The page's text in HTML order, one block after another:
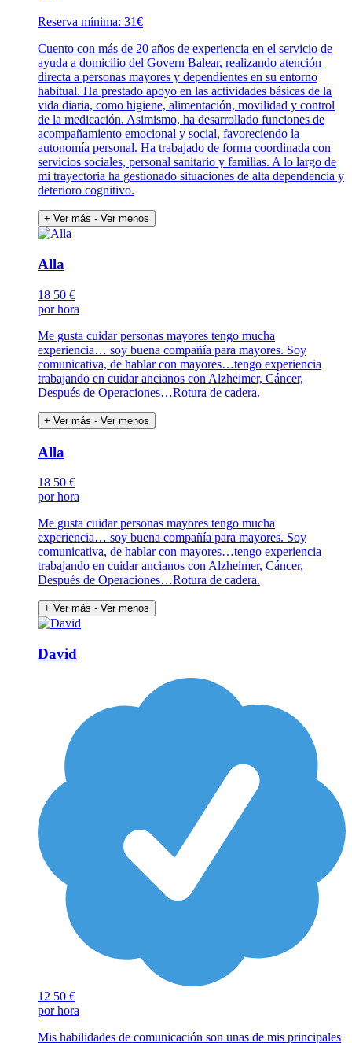
Reserva mínima: 31€
Cuento con más de 20 años de experiencia en el servicio de
ayuda a domicilio del Govern Balear, realizando atención
directa a personas mayores y dependientes en su entorno
habitual. Ha prestado apoyo en las actividades básicas de la
vida diaria, como higiene, alimentación, movilidad y control
de la medicación. Asimismo, ha desarrollado funciones de
acompañamiento emocional y social, favoreciendo la
autonomía personal. Ha trabajado de forma coordinada con
servicios sociales, personal sanitario y familias. A lo largo de
mi trayectoria ha gestionado situaciones de alta dependencia y
deterioro cognitivo.
+ Ver más - Ver menos
Alla
18 50 €
por hora
Me gusta cuidar personas mayores tengo mucha
experiencia… soy buena compañía para mayores. Soy
comunicativa, de hablar con mayores…tengo experiencia
trabajando en cuidar ancianos con Alzheimer, Cáncer,
Después de Operaciones…Rotura de cadera.
+ Ver más - Ver menos
Alla
18 50 €
por hora
Me gusta cuidar personas mayores tengo mucha
experiencia… soy buena compañía para mayores. Soy
comunicativa, de hablar con mayores…tengo experiencia
trabajando en cuidar ancianos con Alzheimer, Cáncer,
Después de Operaciones…Rotura de cadera.
+ Ver más - Ver menos
David
12 50 €
por hora
Mis habilidades de comunicación son unas de mis principales